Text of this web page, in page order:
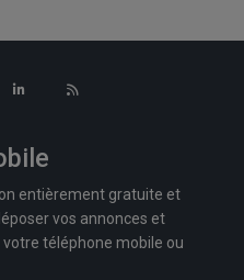
entièrement gratuite et
vos annonces et
téléphone mobile ou